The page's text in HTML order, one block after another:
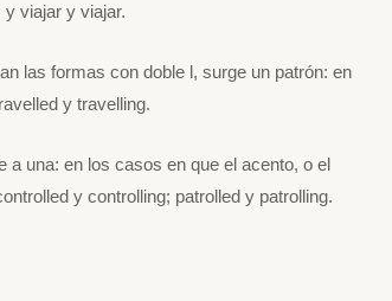
viajar y viajar.
las formas con doble l, surge un patrón: en
y travelling.
a una: en los casos en que el acento, o el
y controlling; patrolled y patrolling.